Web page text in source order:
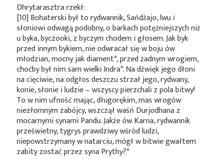
Dhrytarasztra rzekł:
[10] Bohaterski był to rydwannik, Sańdźajo, lwu i
słoniowi odwagą podobny, o barkach potężniejszych niż
u byka, byczooki, z byczym chodem i głosem. Jak byk
przed innym bykiem, nie odwracał się w boju ów
młodzian, mocny jakdiament*, przed żadnym wrogiem,
choćby był nim sam wielkiIndra*. Na dźwięk jego dłoni
na cięciwie, na odgłos deszczu strzał jego, rydwany,
konie, słonie i ludzie – wszyscy pierzchali z pola bitwy!
To w nim ufność mając, długorękim, mas wrogów
niezłomnym zabójcy, wszczął waśń Durjodhana z
mocarnymi synami Pandu. Jakże ów Karna, rydwannik
prześwietny, tygrys prawdziwy wśród ludzi,
niepowstrzymany w natarciu, mógł w bitwie gwałtem
zabity zostać przez synaPrythy?*